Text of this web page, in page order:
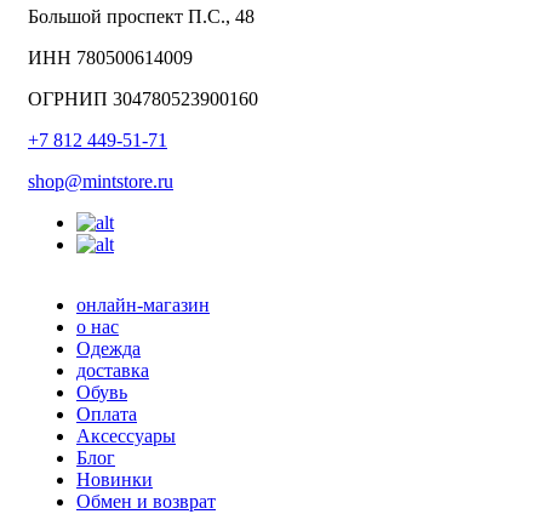
Большой проспект П.С., 48
ИНН 780500614009
ОГРНИП 304780523900160
+7 812 449-51-71
shop@mintstore.ru
онлайн-магазин
о нас
Одежда
доставка
Обувь
Оплата
Аксессуары
Блог
Новинки
Обмен и возврат